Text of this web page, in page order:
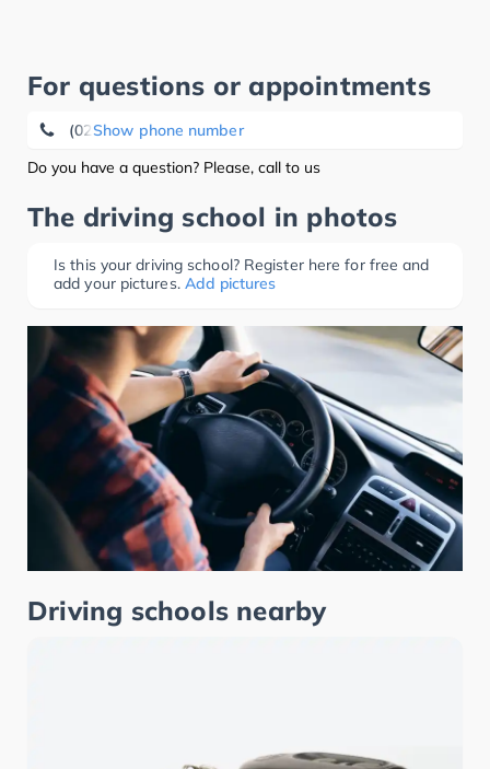
For questions or appointments
Show phone number
(0203) 59 19 89
Do you have a question? Please, call to us
The driving school in photos
Is this your driving school? Register here for free and
add your pictures. Add pictures
Driving schools nearby